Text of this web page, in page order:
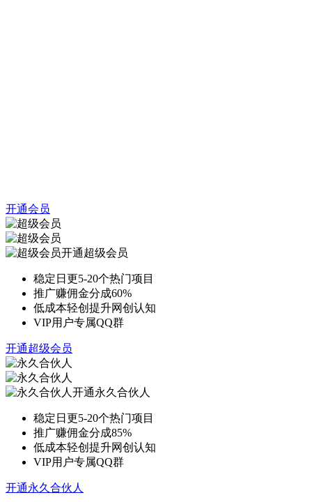
开通会员
开通超级会员
稳定日更5-20个热门项目
推广赚佣金分成60%
低成本轻创提升网创认知
VIP用户专属QQ群
开通超级会员
开通永久合伙人
稳定日更5-20个热门项目
推广赚佣金分成85%
低成本轻创提升网创认知
VIP用户专属QQ群
开通永久合伙人